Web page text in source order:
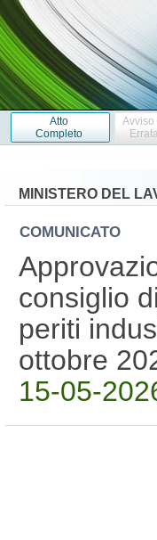
Atto
Completo
Avviso
MINISTERO DEL
COMUNICATO
consiglio
periti
ottobre
15-05-